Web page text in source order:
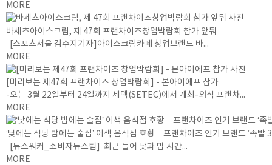
MORE
바세츠아이스크림, 제 47회 프랜차이즈창업박람회 참가 앞둬
[스포츠서울 김수지기자]아이스크림카페 창업브랜드 바...
MORE
[미리보는 제47회 프랜차이즈 창업박람회] - 본아이에프 참가
-오는 3월 22일부터 24일까지 세텍(SETEC)에서 개최-외식 프랜차...
MORE
‘낮에는 식당 밤에는 술집’ 이색 음식점 호황…프랜차이즈 인기 브랜드 ‘족발
[뉴스워커_소비자뉴스팀] 최근 들어 낮과 밤 시간...
MORE